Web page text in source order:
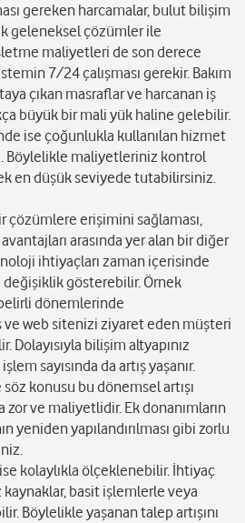
gereken harcamalar, bulut bilişim
geleneksel çözümler ile
maliyetleri de son derece
7/24 çalışması gerekir. Bakım
çıkan masraflar ve harcanan iş
büyük bir mali yük haline gelebilir.
ise çoğunlukla kullanılan hizmet
Böylelikle maliyetleriniz kontrol
en düşük seviyede tutabilirsiniz.
erişimini sağlaması,
arasında yer alan bir diğer
ihtiyaçları zaman içerisinde
gösterebilir. Örnek
dönemlerinde
ve web sitenizi ziyaret eden müşteri
Dolayısıyla bilişim altyapınız
sayısında da artış yaşanır.
konusu bu dönemsel artışı
ve maliyetlidir. Ek donanımların
yeniden yapılandırılması gibi zorlu
kolaylıkla ölçeklenebilir. İhtiyaç
basit işlemlerle veya
Böylelikle yaşanan talep artışını